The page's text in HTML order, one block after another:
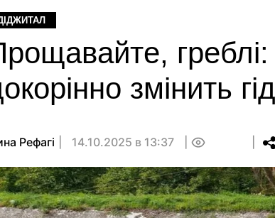
греблі:
змінить
Рефагі 14.10.2025 в 13:37